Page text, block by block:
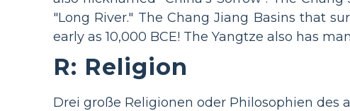
"Long River." The Chang Jiang Basins that
early as 10,000 BCE! The Yangtze also has
R: Religion
Drei große Religionen oder Philosophien des